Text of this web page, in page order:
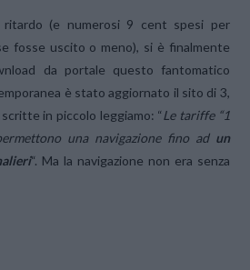
ritardo (e numerosi 9 cent spesi per
fosse uscito o meno), si è finalmente
da portale questo fantomatico
è stato aggiornato il sito di 3,
in piccolo leggiamo: “Le tariffe “1
una navigazione fino ad un
“. Ma la navigazione non era senza